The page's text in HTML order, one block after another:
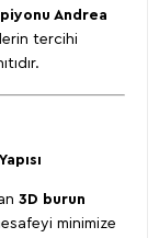
Andrea
tercihi
3D burun
minimize